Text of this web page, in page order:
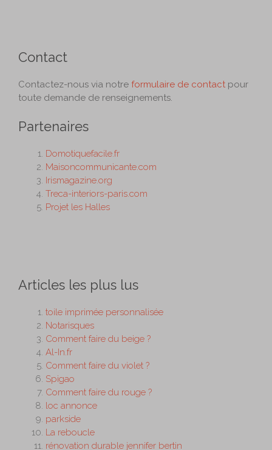
Contact
Contactez-nous via notre formulaire de contact pour
toute demande de renseignements.
Partenaires
Domotiquefacile.fr
Maisoncommunicante.com
Irismagazine.org
Treca-interiors-paris.com
Projet les Halles
Articles les plus lus
toile imprimée personnalisée
Notarisques
Comment faire du beige ?
Al-In.fr
Comment faire du violet ?
Spigao
Comment faire du rouge ?
loc annonce
parkside
La reboucle
rénovation durable jennifer bertin